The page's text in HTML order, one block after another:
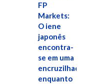
FP
Markets:
O iene
japonês
encontra-
se em uma
encruzilhada
enquanto